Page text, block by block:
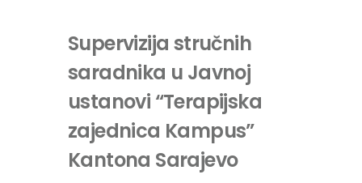
Supervizija stručnih
saradnika u Javnoj
ustanovi “Terapijska
zajednica Kampus”
Kantona Sarajevo